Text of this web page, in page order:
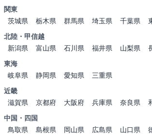
関東
茨城県
栃木県 群馬県 埼玉県 千葉県
北陸・甲信越
新潟県
富山県 石川県 福井県 山梨県
東海
岐阜県
静岡県 愛知県
三重県
近畿
滋賀県
京都府 大阪府 兵庫県 奈良県
中国・四国
鳥取県
島根県 岡山県 広島県 山口県